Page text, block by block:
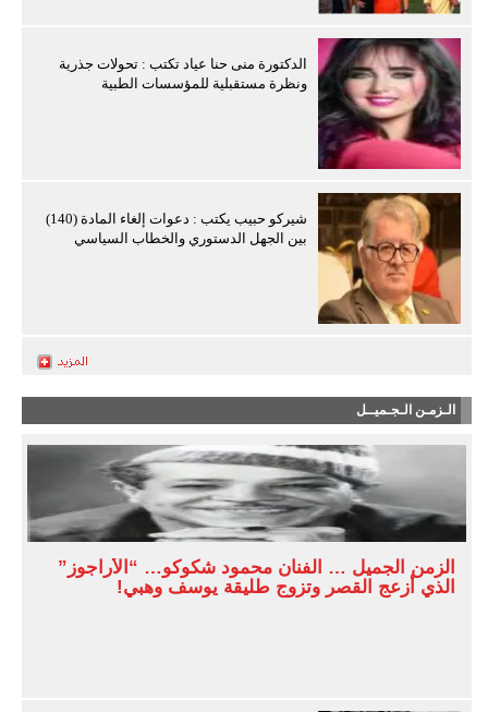
الدكتورة منى حنا عياد تكتب : تحولات جذرية
ونظرة مستقبلية للمؤسسات الطبية
شيركو حبيب يكتب : دعوات إلغاء المادة (140)
بين الجهل الدستوري والخطاب السياسي
الـزمـن الـجـميــل
الزمن الجميل … الفنان محمود شكوكو… “الأراجوز”
الذي أزعج القصر وتزوج طليقة يوسف وهبي!